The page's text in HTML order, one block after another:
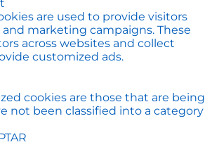
are used to provide visitors
marketing campaigns. These
across websites and collect
customized ads.
cookies are those that are being
not been classified into a category